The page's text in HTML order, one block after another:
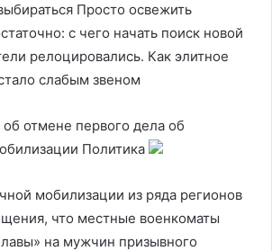
Просто освежить
с чего начать поиск новой
релоцировались. Как элитное
слабым звеном
отмене первого дела об
Политика
мобилизации из ряда регионов
что местные военкоматы
на мужчин призывного